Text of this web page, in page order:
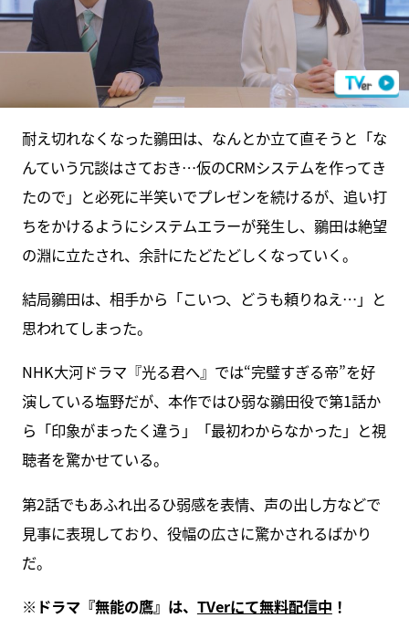
耐え切れなくなった鶸田は、なんとか立て直そうと「な
んていう冗談はさておき…仮のCRMシステムを作ってき
たので」と必死に半笑いでプレゼンを続けるが、追い打
ちをかけるようにシステムエラーが発生し、鶸田は絶望
の淵に立たされ、余計にたどたどしくなっていく。
結局鶸田は、相手から「こいつ、どうも頼りねえ…」と
思われてしまった。
NHK大河ドラマ『光る君へ』では“完璧すぎる帝”を好
演している塩野だが、本作ではひ弱な鶸田役で第1話か
ら「印象がまったく違う」「最初わからなかった」と視
聴者を驚かせている。
第2話でもあふれ出るひ弱感を表情、声の出し方などで
見事に表現しており、役幅の広さに驚かされるばかり
だ。
※ドラマ『無能の鷹』は、 TVerにて無料配信中 ！